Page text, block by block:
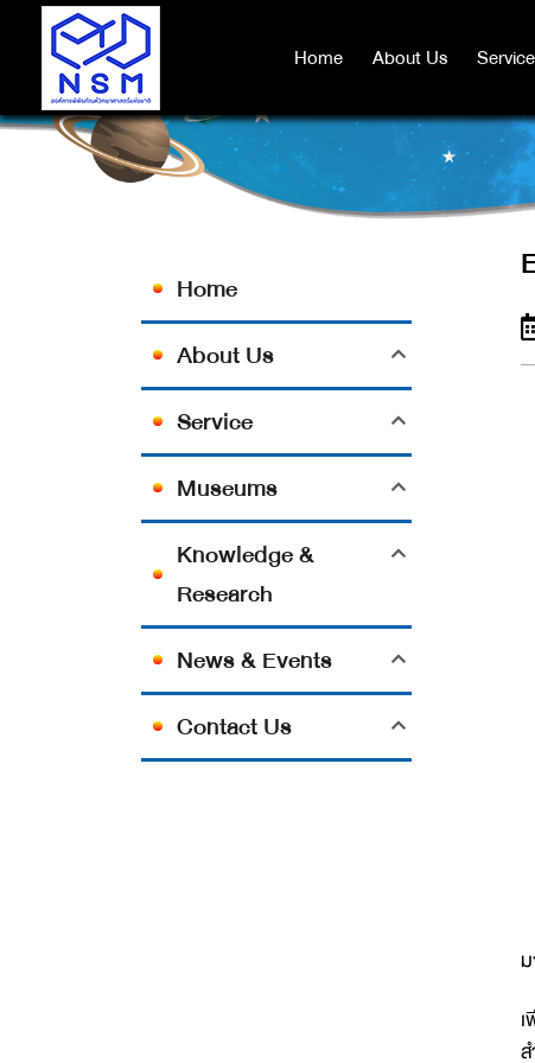
Home About Us Service
Home About Us Service
Home
About Us
Service
Museums
Knowledge &
Research
News & Events
Contact Us